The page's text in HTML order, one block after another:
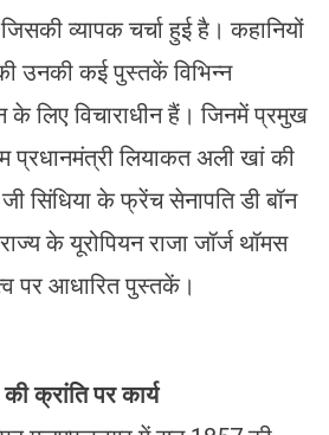
व्यापक चर्चा हुई है। कहानियों
उनकी कई पुस्तकें विभिन्न
लिए विचाराधीन हैं। जिनमें प्रमुख
प्रधानमंत्री लियाकत अली खां की
जी सिंधिया के फ्रेंच सेनापति डी बॉन
के यूरोपियन राजा जॉर्ज थॉमस
पर आधारित पुस्तकें।
क्रांति पर कार्य